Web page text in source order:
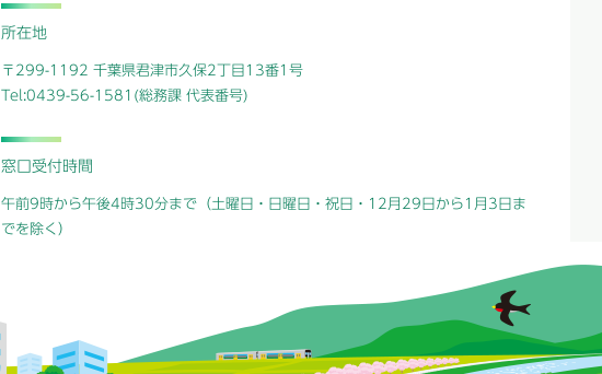
所在地
〒299-1192 千葉県君津市久保2丁目13番1号
Tel:0439-56-1581(総務課 代表番号)
窓口受付時間
午前9時から午後4時30分まで（土曜日・日曜日・祝日・12月29日から1月3日ま
でを除く）